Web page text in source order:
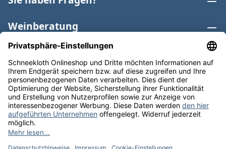
Weinberatung
Informationen
Weinkategorien
Internationaler Wein
* Alle Preise inkl. gesetzl. Mehrwertsteuer zzgl.